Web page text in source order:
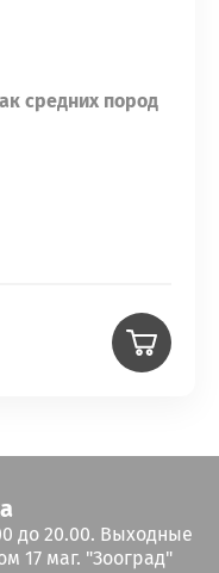
средних пород
до 20.00. Выходные
17 маг. "Зооград"